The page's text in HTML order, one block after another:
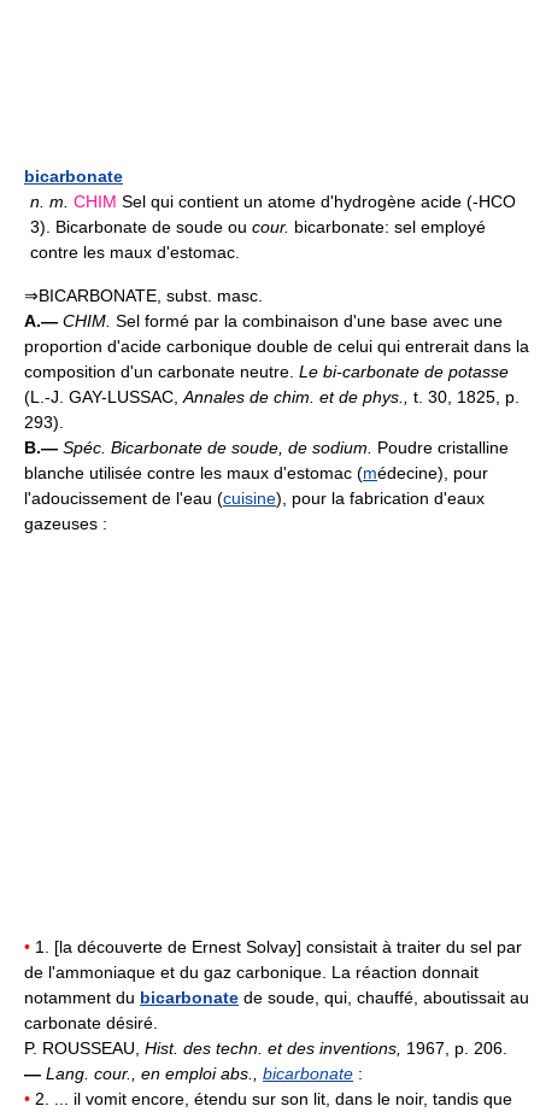
bicarbonate
n. m. CHIM Sel qui contient un atome d'hydrogène acide (-HCO
3). Bicarbonate de soude ou cour. bicarbonate: sel employé
contre les maux d'estomac.
⇒BICARBONATE, subst. masc.
A.— CHIM. Sel formé par la combinaison d'une base avec une
proportion d'acide carbonique double de celui qui entrerait dans la
composition d'un carbonate neutre. Le bi-carbonate de potasse
(L.-J. GAY-LUSSAC, Annales de chim. et de phys., t. 30, 1825, p.
293).
B.— Spéc. Bicarbonate de soude, de sodium. Poudre cristalline
blanche utilisée contre les maux d'estomac (médecine), pour
l'adoucissement de l'eau (cuisine), pour la fabrication d'eaux
gazeuses :
• 1. [la découverte de Ernest Solvay] consistait à traiter du sel par
de l'ammoniaque et du gaz carbonique. La réaction donnait
notamment du bicarbonate de soude, qui, chauffé, aboutissait au
carbonate désiré.
P. ROUSSEAU, Hist. des techn. et des inventions, 1967, p. 206.
— Lang. cour., en emploi abs., bicarbonate :
• 2. ... il vomit encore, étendu sur son lit, dans le noir, tandis que